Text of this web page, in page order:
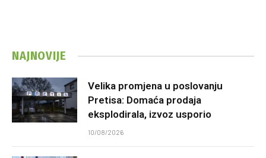
NAJNOVIJE
Velika promjena u poslovanju
Pretisa: Domaća prodaja
eksplodirala, izvoz usporio
10/08/2026